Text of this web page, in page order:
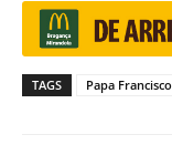
TAGS Papa Francisco